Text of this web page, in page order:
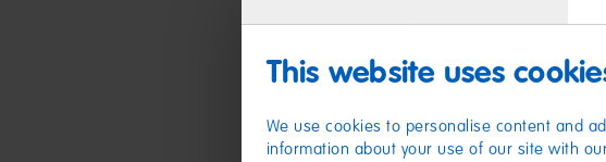
This website uses
We use cookies to personalise content and
information about your use of our site with